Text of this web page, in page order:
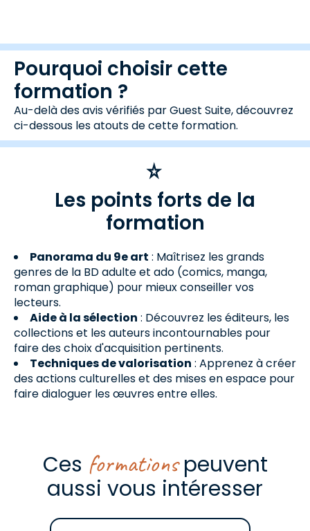
Pourquoi choisir cette
formation ?
Au-delà des avis vérifiés par Guest Suite, découvrez
ci-dessous les atouts de cette formation.
Les points forts de la
formation
Panorama du 9e art : Maîtrisez les grands
genres de la BD adulte et ado (comics, manga,
roman graphique) pour mieux conseiller vos
lecteurs.
Aide à la sélection : Découvrez les éditeurs, les
collections et les auteurs incontournables pour
faire des choix d'acquisition pertinents.
Techniques de valorisation : Apprenez à créer
des actions culturelles et des mises en espace pour
faire dialoguer les œuvres entre elles.
Ces formationspeuvent
aussi vous intéresser